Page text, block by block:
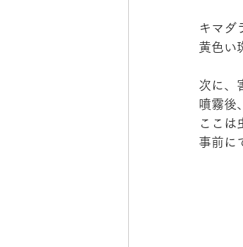
キマダ
黄色い
次に、
噴霧後
ここは
事前に